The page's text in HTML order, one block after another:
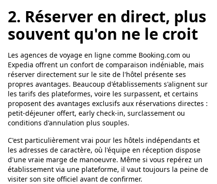
2. Réserver en direct, plus
souvent qu'on ne le croit
Les agences de voyage en ligne comme Booking.com ou
Expedia offrent un confort de comparaison indéniable, mais
réserver directement sur le site de l'hôtel présente ses
propres avantages. Beaucoup d'établissements s'alignent sur
les tarifs des plateformes, voire les surpassent, et certains
proposent des avantages exclusifs aux réservations directes :
petit-déjeuner offert, early check-in, surclassement ou
conditions d'annulation plus souples.
C'est particulièrement vrai pour les hôtels indépendants et
les adresses de caractère, où l'équipe en réception dispose
d'une vraie marge de manoeuvre. Même si vous repérez un
établissement via une plateforme, il vaut toujours la peine de
visiter son site officiel avant de confirmer.